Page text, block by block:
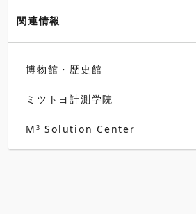
関連情報
博物館・歴史館
ミツトヨ計測学院
M 3 Solution Center